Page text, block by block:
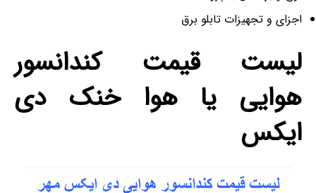
اجزای و تجهیزات تابلو برق
لیست قیمت کندانسور
هوایی یا هوا خنک دی
ایکس